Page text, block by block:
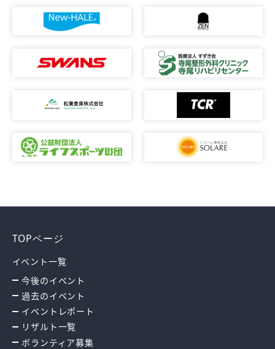
TOPページ
イベント一覧
今後のイベント
過去のイベント
イベントレポート
リザルト一覧
ボランティア募集